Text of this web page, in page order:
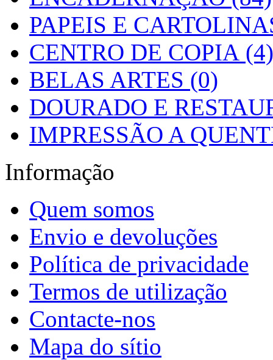
PAPEIS E
CENTRO DE COPIA (4)
BELAS ARTES (0)
DOURADO E
IMPRESSÃO A
Informação
Quem somos
Envio e devoluções
Política de privacidade
Termos de utilização
Contacte-nos
Mapa do sítio